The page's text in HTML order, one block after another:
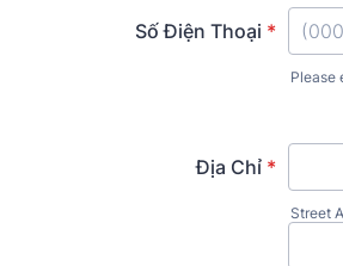
Số Điện Thoại *
Please
Địa Chỉ *
Street